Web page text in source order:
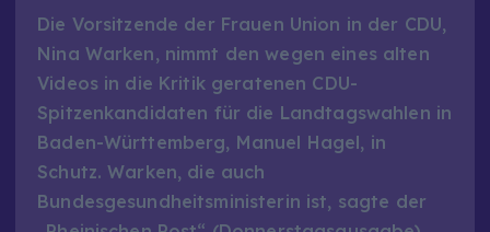
Die Vorsitzende der Frauen Union in der CDU,
Nina Warken, nimmt den wegen eines alten
Videos in die Kritik geratenen CDU-
Spitzenkandidaten für die Landtagswahlen in
Baden-Württemberg, Manuel Hagel, in
Schutz. Warken, die auch
Bundesgesundheitsministerin ist, sagte der